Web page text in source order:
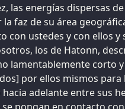
las energías dispersas
faz de su área
con ustedes y con ellos
los de Hatonn,
lamentablemente corto
por ellos mismos
adelante entre sus